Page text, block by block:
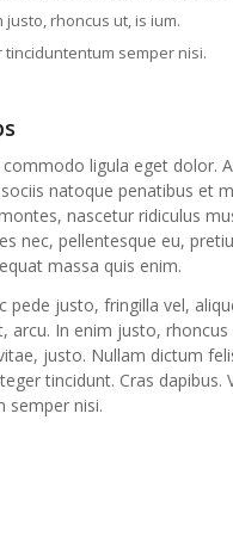
justo, rhoncus ut, is ium.
tinciduntentum semper nisi.
commodo ligula eget dolor.
natoque penatibus et
nascetur ridiculus
nec, pellentesque eu,
massa quis enim.
pede justo, fringilla vel,
arcu. In enim justo,
justo. Nullam dictum
tincidunt. Cras dapibus.
semper nisi.